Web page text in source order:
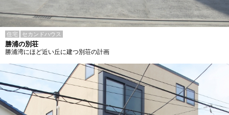
住宅 セカンドハウス
勝浦の別荘
勝浦湾にほど近い丘に建つ別荘の計画